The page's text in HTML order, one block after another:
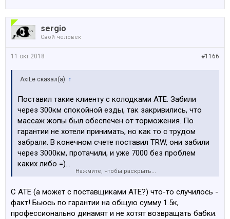
sergio
Свой человек
#1166
11 окт 2018
AxiLe сказал(а): ↑
Поставил такие клиенту с колодками ATE. Забили
через 300км спокойной езды, так закривились, что
массаж жопы был обеспечен от торможения. По
гарантии не хотели принимать, но как то с трудом
забрали. В конечном счете поставил TRW, они забили
через 3000км, протачили, и уже 7000 без проблем
каких либо =)...
С этими дисками геморой полнейший. Отправляю всех
Нажмите, чтобы раскрыть...
С ATE (а может с поставщиками ATE?) что-то случилось -
факт! Бьюсь по гарантии на общую сумму 1.5к,
профессионально динамят и не хотят возвращать бабки.